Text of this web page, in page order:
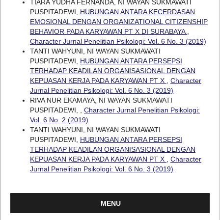
TIARA YUDHA FERNANDA, NI WAYAN SUKMAWATI
PUSPITADEWI, HUBUNGAN ANTARA KECERDASAN
EMOSIONAL DENGAN ORGANIZATIONAL CITIZENSHIP
BEHAVIOR PADA KARYAWAN PT X DI SURABAYA
Character Jurnal Penelitian Psikologi: Vol. 6 No. 3 (2019)
TANTI WAHYUNI, NI WAYAN SUKMAWATI
PUSPITADEWI, HUBUNGAN ANTARA PERSEPSI
TERHADAP KEADILAN ORGANISASIONAL DENGAN
KEPUASAN KERJA PADA KARYAWAN PT X
Character
Jurnal Penelitian Psikologi: Vol. 6 No. 3 (2019)
RIVA NUR EKAMAYA, NI WAYAN SUKMAWATI
PUSPITADEWI,
Character Jurnal Penelitian Psikologi:
Vol. 6 No. 2 (2019)
TANTI WAHYUNI, NI WAYAN SUKMAWATI
PUSPITADEWI, HUBUNGAN ANTARA PERSEPSI
TERHADAP KEADILAN ORGANISASIONAL DENGAN
KEPUASAN KERJA PADA KARYAWAN PT X
Character
Jurnal Penelitian Psikologi: Vol. 6 No. 3 (2019)
MENU